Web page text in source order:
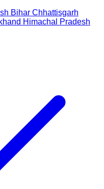
Bihar Chhattisgarh
Himachal Pradesh